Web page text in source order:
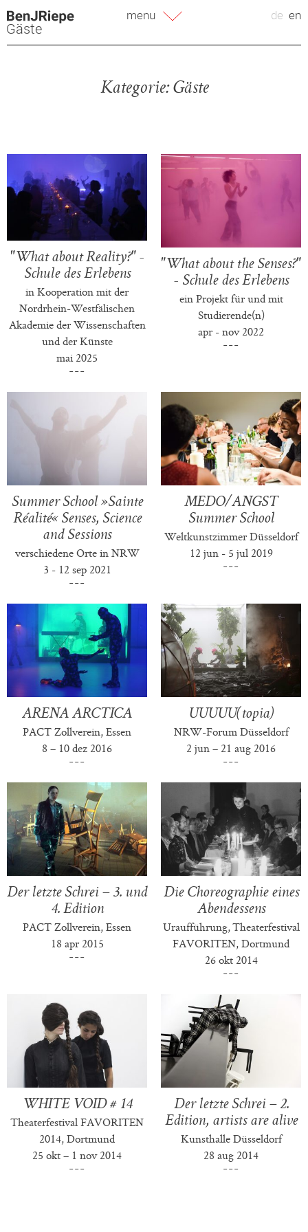
Zum
Inhalt
Gäste
de en
menu
Kategorie:Gäste
"What about Reality?" -
Schule des Erlebens
in Kooperation mit der
Nordrhein-Westfälischen
Akademie der Wissenschaften
und der Künste
mai 2025
"What about the Senses?"
- Schule des Erlebens
ein Projekt für und mit
Studierende(n)
apr - nov 2022
Summer School »Sainte
Réalité« Senses, Science
and Sessions
verschiedene Orte in NRW
3 - 12 sep 2021
MEDO/ANGST
Summer School
Weltkunstzimmer Düsseldorf
12 jun - 5 jul 2019
ARENA ARCTICA
PACT Zollverein, Essen
8 – 10 dez 2016
UUUUU(topia)
NRW-Forum Düsseldorf
2 jun – 21 aug 2016
Der letzte Schrei – 3. und
4. Edition
PACT Zollverein, Essen
18 apr 2015
Die Choreographie eines
Abendessens
Uraufführung, Theaterfestival
FAVORITEN, Dortmund
26 okt 2014
WHITE VOID # 14
Theaterfestival FAVORITEN
2014, Dortmund
25 okt – 1 nov 2014
Der letzte Schrei – 2.
Edition, artists are alive
Kunsthalle Düsseldorf
28 aug 2014